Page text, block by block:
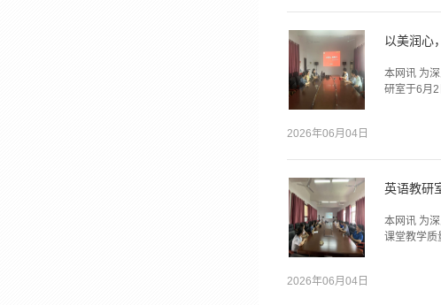
以美润心
本网讯 为
研室于6月
2026年06月04日
英语教研
本网讯 为
课堂教学质
2026年06月04日